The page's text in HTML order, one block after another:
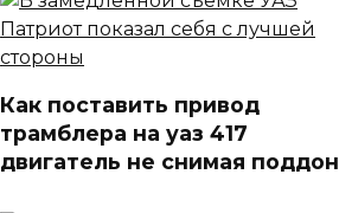
Как поставить привод
трамблера на уаз 417
двигатель не снимая поддон